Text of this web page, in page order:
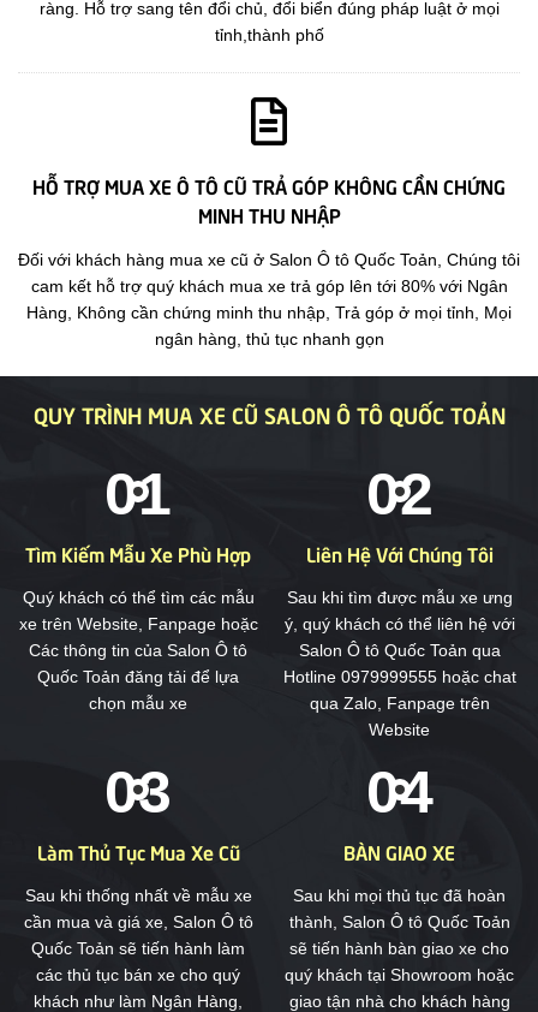
ràng. Hỗ trợ sang tên đổi chủ, đổi biển đúng pháp luật ở mọi
tỉnh,thành phố
HỖ TRỢ MUA XE Ô TÔ CŨ TRẢ GÓP KHÔNG CẦN CHỨNG
MINH THU NHẬP
Đối với khách hàng mua xe cũ ở Salon Ô tô Quốc Toản, Chúng tôi
cam kết hỗ trợ quý khách mua xe trả góp lên tới 80% với Ngân
Hàng, Không cần chứng minh thu nhập, Trả góp ở mọi tỉnh, Mọi
ngân hàng, thủ tục nhanh gọn
QUY TRÌNH MUA XE CŨ SALON Ô TÔ QUỐC TOẢN
Tìm Kiếm Mẫu Xe Phù Hợp
Quý khách có thể tìm các mẫu
xe trên Website, Fanpage hoặc
Các thông tin của Salon Ô tô
Quốc Toản đăng tải để lựa
chọn mẫu xe
Liên Hệ Với Chúng Tôi
Sau khi tìm được mẫu xe ưng
ý, quý khách có thể liên hệ với
Salon Ô tô Quốc Toản qua
Hotline 0979999555 hoặc chat
qua Zalo, Fanpage trên
Website
Làm Thủ Tục Mua Xe Cũ
Sau khi thống nhất về mẫu xe
cần mua và giá xe, Salon Ô tô
Quốc Toản sẽ tiến hành làm
các thủ tục bán xe cho quý
khách như làm Ngân Hàng,
BÀN GIAO XE
Sau khi mọi thủ tục đã hoàn
thành, Salon Ô tô Quốc Toản
sẽ tiến hành bàn giao xe cho
quý khách tại Showroom hoặc
giao tận nhà cho khách hàng